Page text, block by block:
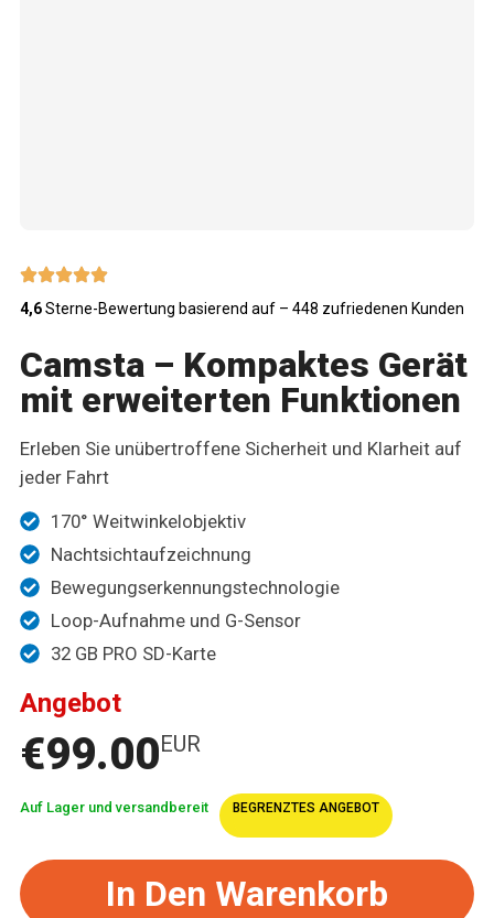
4,6Sterne-Bewertung basierend auf – 448 zufriedenen Kunden
Camsta – Kompaktes Gerät
mit erweiterten Funktionen
Erleben Sie unübertroffene Sicherheit und Klarheit auf
jeder Fahrt
170° Weitwinkelobjektiv
Nachtsichtaufzeichnung
Bewegungserkennungstechnologie
Loop-Aufnahme und G-Sensor
32 GB PRO SD-Karte
Angebot
€99.00EUR
Auf Lager und versandbereit BEGRENZTES ANGEBOT
In Den Warenkorb